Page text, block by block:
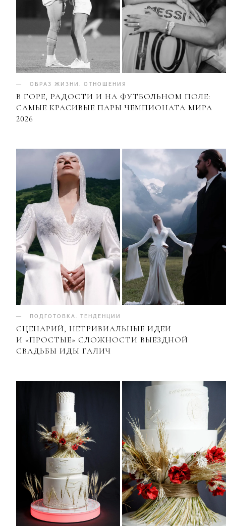
ОБРАЗ ЖИЗНИ ОТНОШЕНИЯ
В ГОРЕ, РАДОСТИ И НА ФУТБОЛЬНОМ ПОЛЕ:
САМЫЕ КРАСИВЫЕ ПАРЫ ЧЕМПИОНАТА МИРА
2026
ПОДГОТОВКА ТЕНДЕНЦИИ
СЦЕНАРИЙ, НЕТРИВИАЛЬНЫЕ ИДЕИ
И «ПРОСТЫЕ» СЛОЖНОСТИ ВЫЕЗДНОЙ
СВАДЬБЫ ИДЫ ГАЛИЧ